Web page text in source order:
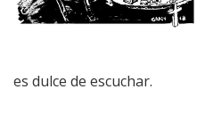
es dulce de escuchar.